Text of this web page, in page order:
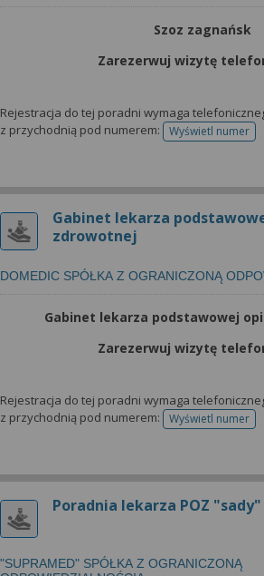
Szoz zagnańsk
Zarezerwuj wizytę
Rejestracja do tej poradni wymaga
z przychodnią pod numerem:
Wyświetl numer
telefonu
Gabinet lekarza
zdrowotnej
DOMEDIC SPÓŁKA Z OGRANICZONĄ
Gabinet lekarza podstawowej
Zarezerwuj wizytę
Rejestracja do tej poradni wymaga
z przychodnią pod numerem:
Wyświetl numer
telefonu
Poradnia lekarza POZ "sady"
"SUPRAMED" SPÓŁKA Z OGRANICZONĄ